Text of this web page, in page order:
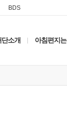
BDS
소개 아침편지는